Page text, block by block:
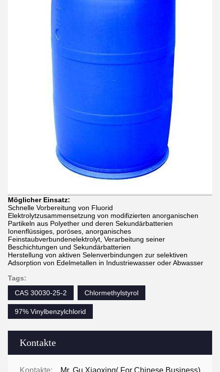
Kontakte
Möglicher Einsatz:
Schnelle Vorbereitung von Fluorid
Elektrolytzusammensetzung von modifizierten anorganischen
Partikeln aus Polyether und deren Sekundärbatterien
Ionenflüssiges, poröses, anorganisches
Feinstaubverbundenelektrolyt, Verarbeitung seiner
Beschichtungen und Sekundärbatterien
Herstellung von aktiven Selenverbindungen zur selektiven
Adsorption von Edelmetallen in Industriewasser oder Abwasser
Tags:
CAS 30030-25-2
Chlormethylstyrol
97% Vinylbenzylchlorid